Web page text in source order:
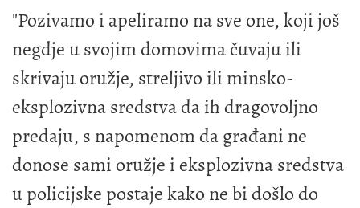
"Pozivamo i apeliramo na sve one, koji još
negdje u svojim domovima čuvaju ili
skrivaju oružje, streljivo ili minsko-
eksplozivna sredstva da ih dragovoljno
predaju, s napomenom da građani ne
donose sami oružje i eksplozivna sredstva
u policijske postaje kako ne bi došlo do